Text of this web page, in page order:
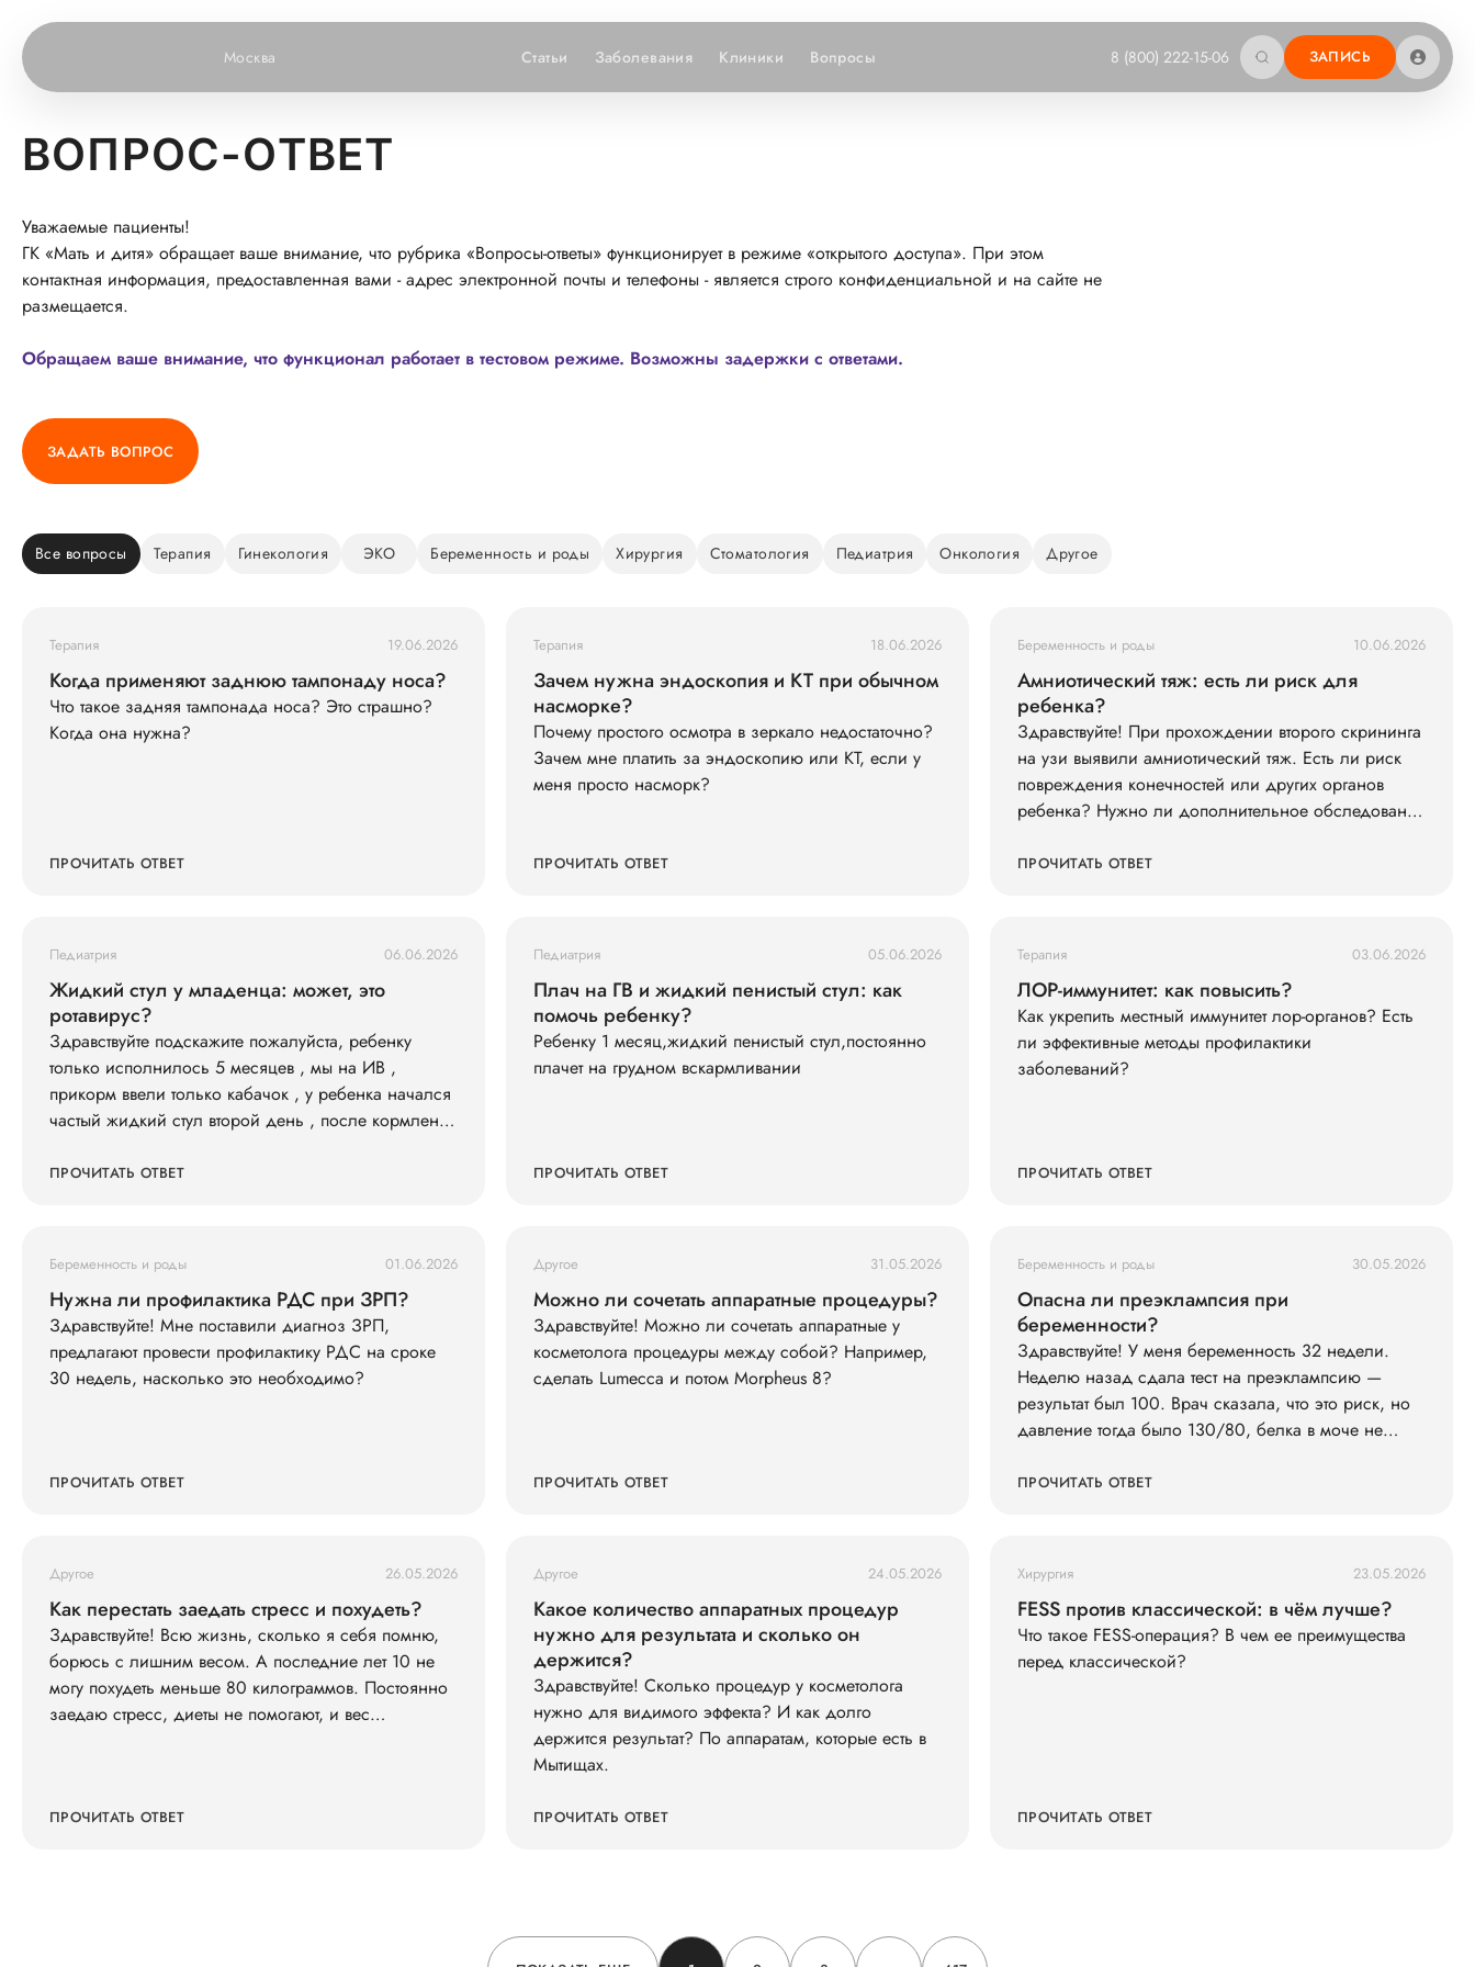
Москва Статьи Заболевания Клиники Вопросы 8 (800) 222-15-06 ЗАПИСЬ
ВОПРОС-ОТВЕТ
Уважаемые пациенты!
ГК «Мать и дитя» обращает ваше внимание, что рубрика «Вопросы-ответы» функционирует в режиме «открытого доступа». При этом
контактная информация, предоставленная вами - адрес электронной почты и телефоны - является строго конфиденциальной и на сайте не
размещается.
Обращаем ваше внимание, что функционал работает в тестовом режиме. Возможны задержки с ответами.
ЗАДАТЬ ВОПРОС
Все вопросы Терапия Гинекология ЭКО Беременность и роды Хирургия Стоматология Педиатрия Онкология Другое
Терапия 19.06.2026
Когда применяют заднюю тампонаду носа?
Что такое задняя тампонада носа? Это страшно?
Когда она нужна?
ПРОЧИТАТЬ ОТВЕТ
Терапия 18.06.2026
Зачем нужна эндоскопия и КТ при обычном
насморке?
Почему простого осмотра в зеркало недостаточно?
Зачем мне платить за эндоскопию или КТ, если у
меня просто насморк?
ПРОЧИТАТЬ ОТВЕТ
Беременность и роды 10.06.2026
Амниотический тяж: есть ли риск для
ребенка?
Здравствуйте! При прохождении второго скрининга
на узи выявили амниотический тяж. Есть ли риск
повреждения конечностей или других органов
ребенка? Нужно ли дополнительное обследование
ПРОЧИТАТЬ ОТВЕТ
Педиатрия 06.06.2026
Жидкий стул у младенца: может, это
ротавирус?
Здравствуйте подскажите пожалуйста, ребенку
только исполнилось 5 месяцев , мы на ИВ ,
прикорм ввели только кабачок , у ребенка начался
частый жидкий стул второй день , после кормления
сутки съедает , , и кушать не простит , раньше
ротовирус из садика , может ли это быть ротовирус
у младшего , и как его лечить . Анализы сдавали ,
кровь хорошая сказали только гемоглобин
понижен , подскажите что делать ?
ПРОЧИТАТЬ ОТВЕТ
Педиатрия 05.06.2026
Плач на ГВ и жидкий пенистый стул: как
помочь ребенку?
Ребенку 1 месяц,жидкий пенистый стул,постоянно
плачет на грудном вскармливании
ПРОЧИТАТЬ ОТВЕТ
Терапия 03.06.2026
ЛОР-иммунитет: как повысить?
Как укрепить местный иммунитет лор-органов? Есть
ли эффективные методы профилактики
заболеваний?
ПРОЧИТАТЬ ОТВЕТ
Беременность и роды 01.06.2026
Нужна ли профилактика РДС при ЗРП?
Здравствуйте! Мне поставили диагноз ЗРП,
предлагают провести профилактику РДС на сроке
30 недель, насколько это необходимо?
ПРОЧИТАТЬ ОТВЕТ
Другое 31.05.2026
Можно ли сочетать аппаратные процедуры?
Здравствуйте! Можно ли сочетать аппаратные у
косметолога процедуры между собой? Например,
сделать Lumecca и потом Morpheus 8?
ПРОЧИТАТЬ ОТВЕТ
Беременность и роды 30.05.2026
Опасна ли преэклампсия при
беременности?
Здравствуйте! У меня беременность 32 недели.
Неделю назад сдала тест на преэклампсию —
результат был 100. Врач сказала, что это риск, но
давление тогда было 130/80, белка в моче не
(кольца жмут), голова побаливает, но терпимо,
ПРОЧИТАТЬ ОТВЕТ
Другое 26.05.2026
Как перестать заедать стресс и похудеть?
Здравствуйте! Всю жизнь, сколько я себя помню,
борюсь с лишним весом. А последние лет 10 не
могу похудеть меньше 80 килограммов. Постоянно
заедаю стресс, диеты не помогают, и вес
ПРОЧИТАТЬ ОТВЕТ
Другое 24.05.2026
Какое количество аппаратных процедур
нужно для результата и сколько он
держится?
Здравствуйте! Сколько процедур у косметолога
нужно для видимого эффекта? И как долго
держится результат? По аппаратам, которые есть в
Мытищах.
ПРОЧИТАТЬ ОТВЕТ
Хирургия 23.05.2026
FESS против классической: в чём лучше?
Что такое FESS-операция? В чем ее преимущества
перед классической?
ПРОЧИТАТЬ ОТВЕТ